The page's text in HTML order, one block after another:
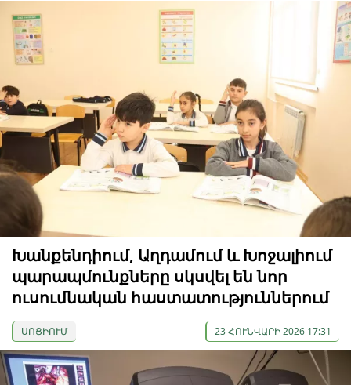
Խանքենդիում, Աղդամում և Խոջալիում
պարապմունքները սկսվել են նոր
ուսումնական հաստատություններում
ՍՈՑԻՈՒՄ 23 ՀՈՒՆՎԱՐԻ 2026 17:31